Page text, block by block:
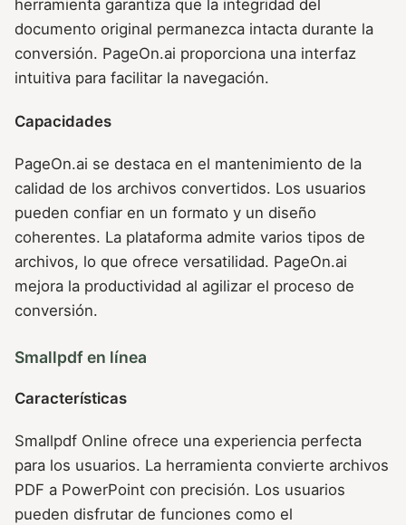
herramienta garantiza que la integridad del
documento original permanezca intacta durante la
conversión. PageOn.ai proporciona una interfaz
intuitiva para facilitar la navegación.
Capacidades
PageOn.ai se destaca en el mantenimiento de la
calidad de los archivos convertidos. Los usuarios
pueden confiar en un formato y un diseño
coherentes. La plataforma admite varios tipos de
archivos, lo que ofrece versatilidad. PageOn.ai
mejora la productividad al agilizar el proceso de
conversión.
Smallpdf en línea
Características
Smallpdf Online ofrece una experiencia perfecta
para los usuarios. La herramienta convierte archivos
PDF a PowerPoint con precisión. Los usuarios
pueden disfrutar de funciones como el